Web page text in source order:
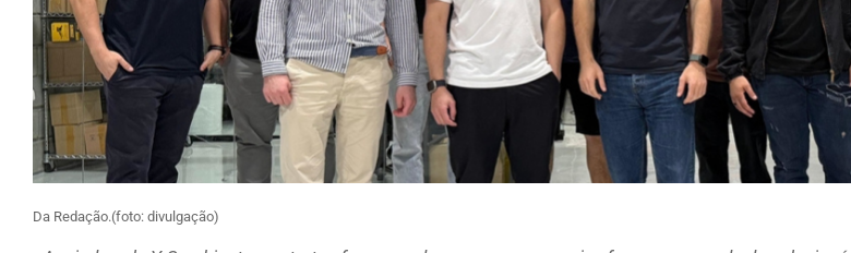
Da Redação.(foto: divulgação)